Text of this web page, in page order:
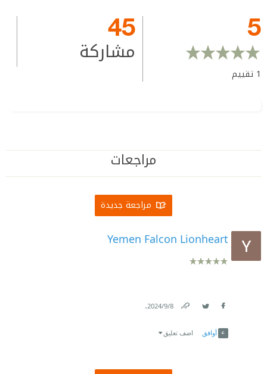
5
1 تقييم
45
مشاركة
مراجعات
مراجعة جديدة
Yemen Falcon Lionheart
8‏/9‏/2024
.
أوافق اضف تعليق